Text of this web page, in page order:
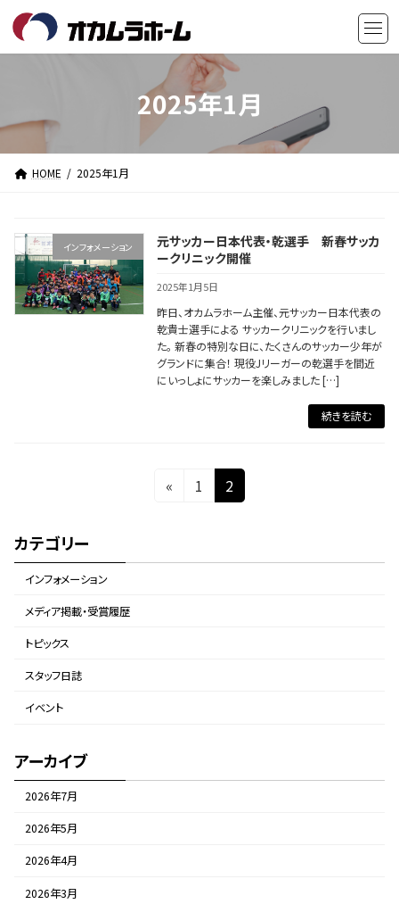
テ
ス
キ
ゲ
ン
に
2025年1月
HOME 2025年1月
インフォメーション
元サッカー日本代表・乾選手 新春サッカ
ークリニック開催
2025年1月5日
昨日、オカムラホーム主催、元サッカー日本代表の
乾貴士選手による サッカークリニックを行いまし
た。 新春の特別な日に、たくさんのサッカー少年が
グランドに集合！ 現役Jリーガーの乾選手を間近
にいっしょにサッカーを楽しみました […]
続きを読む
の
ペ
ー
ジ
送
«
固
ジ
1
固
定
ジ
2
カテゴリー
インフォメーション
メディア掲載・受賞履歴
トピックス
スタッフ日誌
イベント
アーカイブ
2026年7月
2026年5月
2026年4月
2026年3月